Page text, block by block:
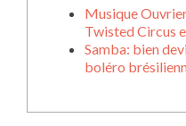
Musique
Twisted Circus
Samba: bien
boléro